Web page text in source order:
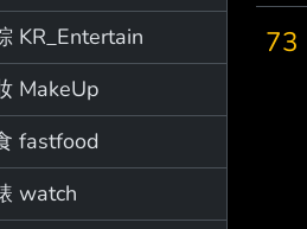
KR_Entertain
MakeUp
fastfood
watch
73